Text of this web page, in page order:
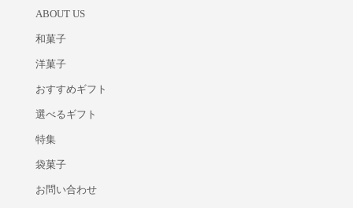
ABOUT US
和菓子
洋菓子
おすすめギフト
選べるギフト
特集
袋菓子
お問い合わせ